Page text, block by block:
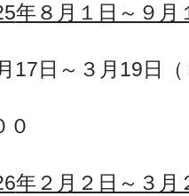
年８月１日～９月
17日～３月19日（
０
年２月２日～３月